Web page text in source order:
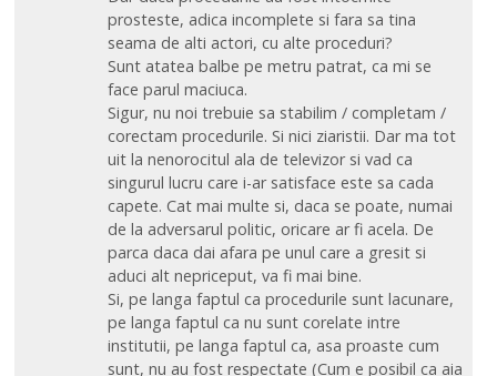
prosteste, adica incomplete si fara sa tina
seama de alti actori, cu alte proceduri?
Sunt atatea balbe pe metru patrat, ca mi se
face parul maciuca.
Sigur, nu noi trebuie sa stabilim / completam /
corectam procedurile. Si nici ziaristii. Dar ma tot
uit la nenorocitul ala de televizor si vad ca
singurul lucru care i-ar satisface este sa cada
capete. Cat mai multe si, daca se poate, numai
de la adversarul politic, oricare ar fi acela. De
parca daca dai afara pe unul care a gresit si
aduci alt nepriceput, va fi mai bine.
Si, pe langa faptul ca procedurile sunt lacunare,
pe langa faptul ca nu sunt corelate intre
institutii, pe langa faptul ca, asa proaste cum
sunt, nu au fost respectate (Cum e posibil ca aia